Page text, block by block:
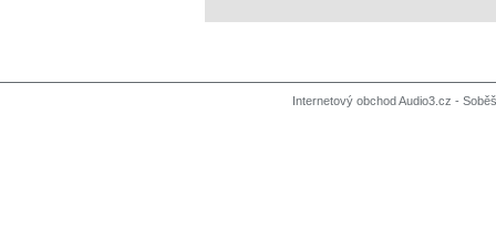
Internetový obchod Audio3.cz -